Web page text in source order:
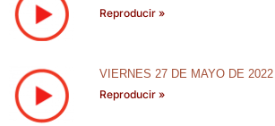
Reproducir »
VIERNES 27 DE MAYO DE 2022
Reproducir »